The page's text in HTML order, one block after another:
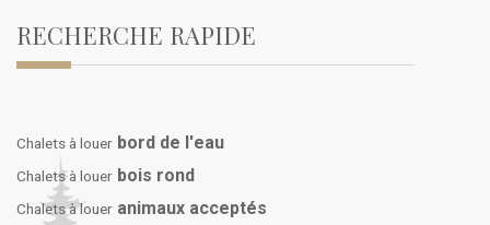
RECHERCHE RAPIDE
Chalets à louer bord de l'eau
Chalets à louer bois rond
Chalets à louer animaux acceptés